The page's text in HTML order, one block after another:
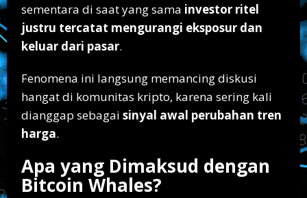
sementara di saat yang sama investor ritel
justru tercatat mengurangi eksposur dan
keluar dari pasar.
Fenomena ini langsung memancing diskusi
hangat di komunitas kripto, karena sering kali
dianggap sebagai sinyal awal perubahan tren
harga.
Apa yang Dimaksud dengan
Bitcoin Whales?